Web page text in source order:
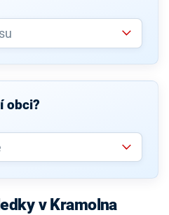
obci?
v Kramolna